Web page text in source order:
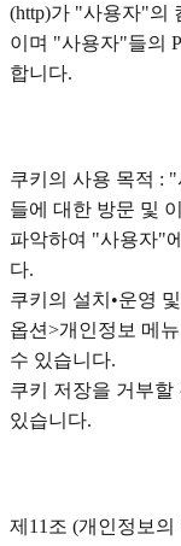
(http)가 "사용자"의
이며 "사용자"들의
합니다.
쿠키의 사용 목적 :
들에 대한 방문 및
파악하여 "사용자"
다.
쿠키의 설치•운영
옵션>개인정보 메
수 있습니다.
쿠키 저장을 거부할
있습니다.
제11조 (개인정보